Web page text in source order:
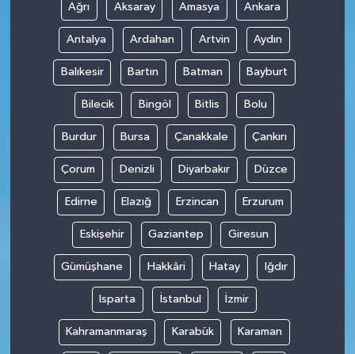
Ağrı Aksaray Amasya Ankara
Antalya Ardahan Artvin Aydın
Balıkesir Bartın Batman Bayburt
Bilecik Bingöl Bitlis Bolu
Burdur Bursa Çanakkale Çankırı
Çorum Denizli Diyarbakır Düzce
Edirne Elazığ Erzincan Erzurum
Eskişehir Gaziantep Giresun
Gümüşhane Hakkâri Hatay Iğdır
Isparta İstanbul İzmir
Kahramanmaraş Karabük Karaman